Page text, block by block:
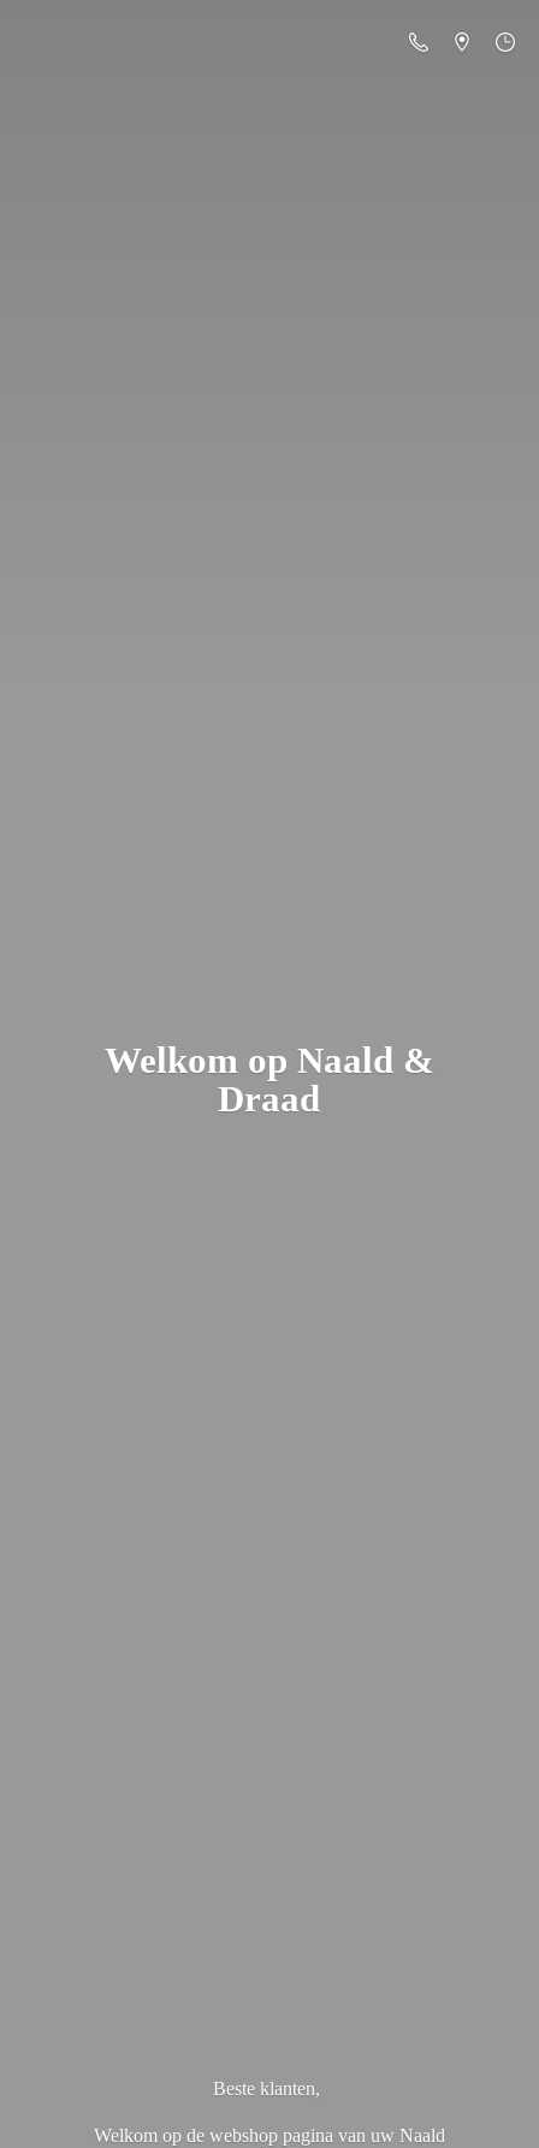
Welkom op Naald &
Draad
Beste klanten,
Welkom op de webshop pagina van uw Naald